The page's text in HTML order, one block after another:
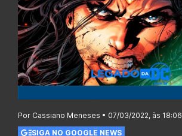
Por Cassiano Meneses • 07/03/2022, às 18:06
SIGA NO GOOGLE NEWS